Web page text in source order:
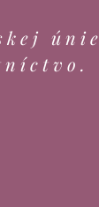
únie